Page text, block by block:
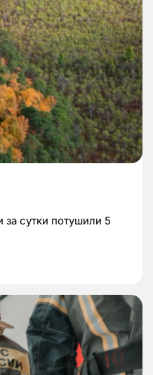
сутки потушили 5